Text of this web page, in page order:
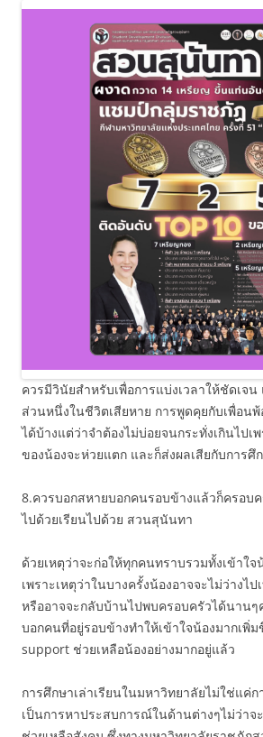
ควรมีวินัยสำหรับเพื่อการแบ่งเวลาให้ชัดเจ
ส่วนหนึ่งในชีวิตเสียหาย การพูดคุยกับเพื่อนพ้
ได้บ้างแต่ว่าจำต้องไม่บ่อยจนกระทั่งเกินไปเ
ของน้องจะห่วยแตก และก็ส่งผลเสียกับการศึ
8.ควรบอกสหายบอกคนรอบข้างแล้วก็ครอบ
ไปด้วยเรียนไปด้วย สวนสุนันทา
ด้วยเหตุว่าจะก่อให้ทุกคนทราบรวมทั้งเข้าใจ
เพราะเหตุว่าในบางครั้งน้องอาจจะไม่ว่างไ
หรืออาจจะกลับบ้านไปพบครอบครัวได้นานๆ
บอกคนที่อยู่รอบข้างทำให้เข้าใจน้องมากเพิ่
support ช่วยเหลือน้องอย่างมากอยู่แล้ว
การศึกษาเล่าเรียนในมหาวิทยาลัยไม่ใช่แค่ก
เป็นการหาประสบการณ์ในด้านต่างๆไม่ว่าจ